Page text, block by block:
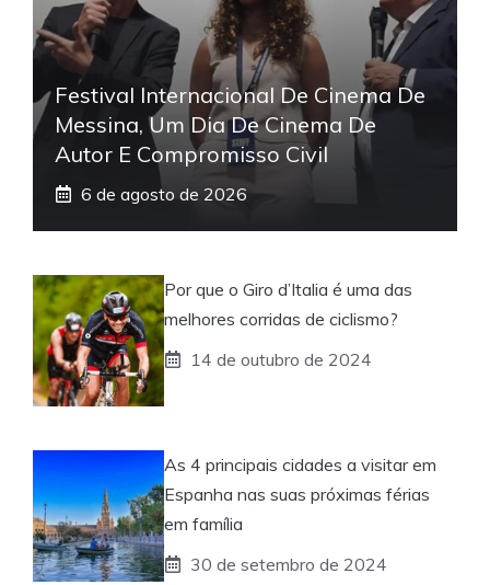
Festival Internacional De Cinema De
Messina, Um Dia De Cinema De
Autor E Compromisso Civil
6 de agosto de 2026
Por que o Giro d’Italia é uma das
melhores corridas de ciclismo?
14 de outubro de 2024
As 4 principais cidades a visitar em
Espanha nas suas próximas férias
em família
30 de setembro de 2024